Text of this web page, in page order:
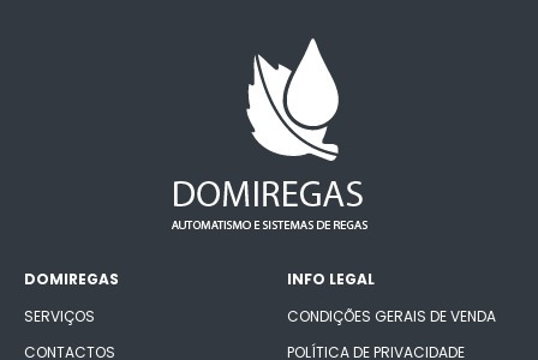
DOMIREGAS
SERVIÇOS
CONTACTOS
INFO LEGAL
CONDIÇÕES GERAIS DE VENDA
POLÍTICA DE PRIVACIDADE